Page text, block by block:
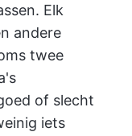
Elk
andere
twee
of slecht
iets